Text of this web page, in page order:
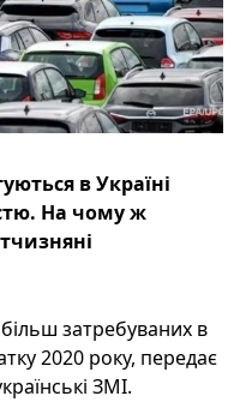
в Україні
На чому ж
затребуваних в
2020 року, передає
ЗМІ.